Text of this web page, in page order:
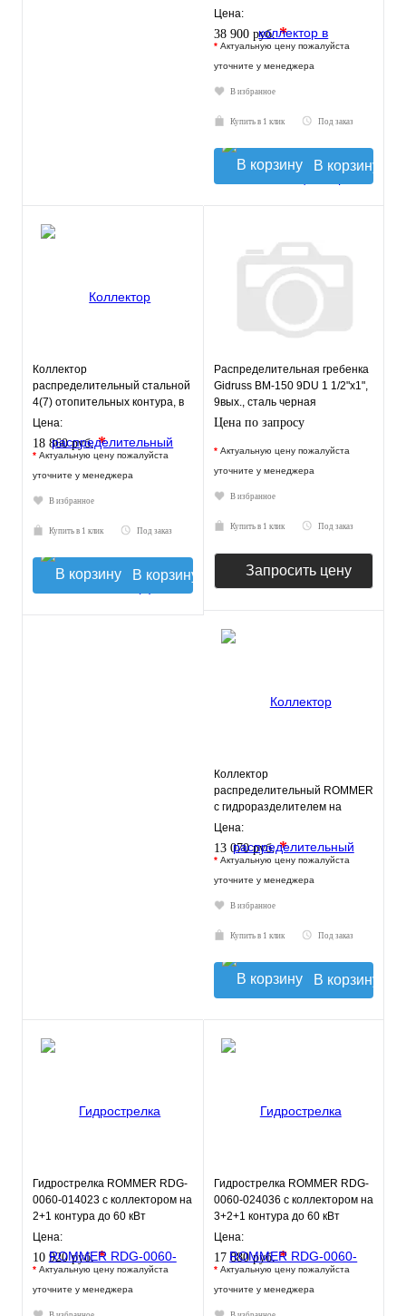
GIDRUSS
Цена:
38 900 руб.*
* Актуальную цену пожалуйста
уточните у менеджера
В избранное
Купить в 1 клик Под заказ
В корзину
Коллектор
распределительный стальной
4(7) отопительных контура, в
теплоизоляции, TIM
Цена:
18 860 руб.*
* Актуальную цену пожалуйста
уточните у менеджера
В избранное
Купить в 1 клик Под заказ
В корзину
Распределительная гребенка
Gidruss BM-150 9DU 1 1/2"х1",
9вых., сталь черная
Цена по запросу
* Актуальную цену пожалуйста
уточните у менеджера
В избранное
Купить в 1 клик Под заказ
Запросить цену
Коллектор
распределительный ROMMER
с гидроразделителем на
3+3+1 контура
Цена:
13 070 руб.*
* Актуальную цену пожалуйста
уточните у менеджера
В избранное
Купить в 1 клик Под заказ
В корзину
Гидрострелка ROMMER RDG-
0060-014023 с коллектором на
2+1 контура до 60 кВт
Цена:
10 920 руб.*
* Актуальную цену пожалуйста
уточните у менеджера
Гидрострелка ROMMER RDG-
0060-024036 с коллектором на
3+2+1 контура до 60 кВт
Цена:
17 880 руб.*
* Актуальную цену пожалуйста
уточните у менеджера